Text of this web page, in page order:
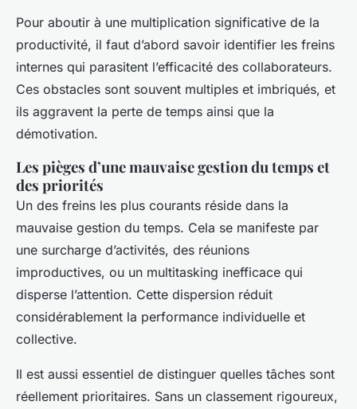
Pour aboutir à une multiplication significative de la
productivité, il faut d’abord savoir identifier les freins
internes qui parasitent l’efficacité des collaborateurs.
Ces obstacles sont souvent multiples et imbriqués, et
ils aggravent la perte de temps ainsi que la
démotivation.
Les pièges d’une mauvaise gestion du temps et
des priorités
Un des freins les plus courants réside dans la
mauvaise gestion du temps. Cela se manifeste par
une surcharge d’activités, des réunions
improductives, ou un multitasking inefficace qui
disperse l’attention. Cette dispersion réduit
considérablement la performance individuelle et
collective.
Il est aussi essentiel de distinguer quelles tâches sont
réellement prioritaires. Sans un classement rigoureux,